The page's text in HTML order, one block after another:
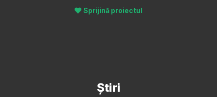
Sprijină proiectul
Știri